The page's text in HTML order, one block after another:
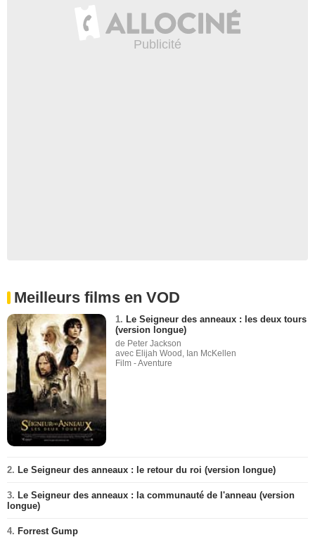
Meilleurs films en VOD
1. Le Seigneur des anneaux : les deux tours
(version longue)
de Peter Jackson
avec Elijah Wood, Ian McKellen
Film - Aventure
2. Le Seigneur des anneaux : le retour du roi (version longue)
3. Le Seigneur des anneaux : la communauté de l'anneau (version
longue)
4. Forrest Gump